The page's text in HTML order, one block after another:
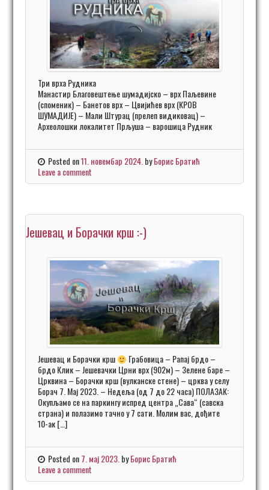
Три врха Рудника
Манастир Благовештење шумадијско – врх Паљевине
(споменик) – Банетов врх – Цвијићев врх (КРОВ
ШУМАДИЈЕ) – Мали Штурац (прелеп видиковац) –
Археолошки локалитет Прљуша – варошица Рудник
Posted on11. новембар 2024. byБорис Братић
Leave a comment
Јешевац и Борачки крш :-)
Јешевац и Борачки крш
Грабовица – Рапај брдо –
брдо Клик – Јешевачки Црни врх (902м) – Зелене баре –
Црквина – Борачки крш (вулканске стене) – црква у селу
Борач 7. Мај 2023. – Недеља (од 7 до 22 часа) ПОЛАЗАК:
Окупљамо се на паркингу испред центра „Сава“ (савска
страна) и полазимо тачно у 7 сати. Молим вас, дођите
10-ак […]
Posted on7. мај 2023. byБорис Братић
Leave a comment